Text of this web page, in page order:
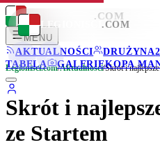
LEGIONISCI .COM
MENU
AKTUALNOŚCI
DRUŻYNA
TABELA
GALERIEKOPA
LEGIONISCI .COM
Legionisci.com/Aktualności/Skrót i
Skrót i
ze Startem